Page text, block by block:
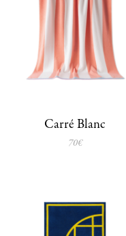
Carré Blanc
70€